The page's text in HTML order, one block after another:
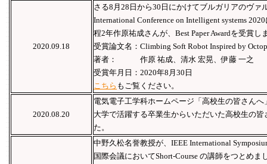
2020.09.18
さる8月28日から30日にかけてブルガリアのヴァ
International Conference on Intelligent systems
程2年作原祐成さんが、Best Paper Awardを受賞し
受賞論文名：Climbing Soft Robot Inspired by
著者： 作原 祐成、清水 宏晃、伊藤 一之
受賞年月日：2020年8月30日
こちら もご覧ください。
2020.08.20
電気電子工学科ホームページ「高校生の皆さん
大学で活躍する卒業生からいただいた高校生の
た。
中野久松名誉教授が、IEEE International
国際会議においてShort-Course の講師をつとめま